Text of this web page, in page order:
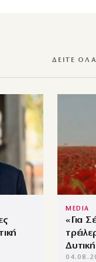
ΔΕΊΤΕ
MEDIA
«Για